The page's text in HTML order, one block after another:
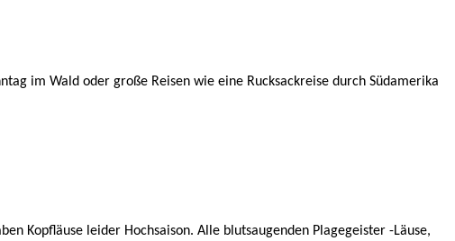
im Wald oder große Reisen wie eine Rucksackreise durch Südamerika
Kopfläuse leider Hochsaison. Alle blutsaugenden Plagegeister -Läuse,